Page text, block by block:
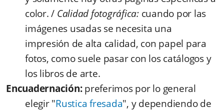
color. / Calidad fotográfica: cuando por las
imágenes usadas se necesita una
impresión de alta calidad, con papel para
fotos, como suele pasar con los catálogos y
los libros de arte.
Encuadernación:preferimos por lo general
elegir "Rustica fresada", y dependiendo de